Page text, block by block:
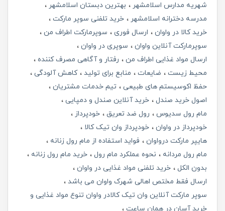
شهریه مدارس اسلامشهر
بهترین دبستان اسلامشهر
مدرسه دخترانه اسلامشهر
خرید تلفنی سوپر مارکت
خرید کالا در واوان
ارسال فوری
سوپرمارکت اطراف من
سوپرمارکت آنلاین واوان
سوپری در واوان
ارسال مواد غذایی اطراف من
رفتار و آگاهی مصرف کننده
محیط زیست
ضایعات منابع برای تولید
کاهش آلودگی
حفظ اکوسیستم های طبیعی
تیم خدمات مشتریان
اصول خرید صندل
خرید آنلاین صندل و دمپایی
مام رول سدیوس
رول ضد تعریق
خودپرداز
خودپرداز در واوان
خودپرداز وان تیک کالا
هایپر مارکت درواوان
فواید استفاده از مام رول زنانه
مام رول مردانه
نحوه عملکرد مام رول
خرید مام رول زنانه
بدون الکل
خرید تلفنی مواد غذایی در واوان
ارسال فقط مختص اهالی شهرک واوان می باشد
سوپر مارکت آنلاین وان تیک کالادر واوان تنوع مواد غذایی و
خرید آسان در همان ساعت